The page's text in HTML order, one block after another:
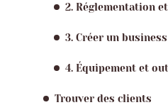
2. Réglementation
3. Créer un
4. Équipement et
Trouver des clients